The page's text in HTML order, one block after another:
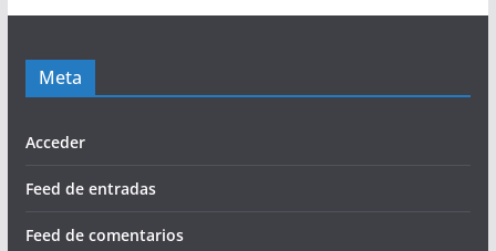
Meta
Acceder
Feed de entradas
Feed de comentarios